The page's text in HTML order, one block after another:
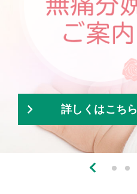
すべての患者さまへ
幅広い心臓血管疾患に
対応してまいります
詳しくはこちら
低侵襲で、
より質の高い手術を
提供します
詳しくはこちら
すべての患者さまへ
幅広い心臓血管疾患に
対応してまいります
詳しくはこちら
低侵襲で、
より質の高い手術を
提供します
詳しくはこちら
すべての患者さまへ
幅広い心臓血管疾患に
対応してまいります
詳しくはこちら
低侵襲で、
より質の高い手術を
提供します
詳しくはこちら